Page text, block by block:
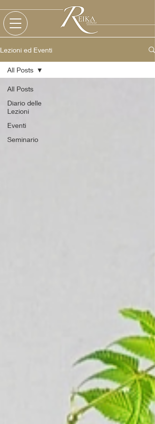
Lezioni ed Eventi
All Posts
Diario delle
Lezioni
Eventi
Seminario
All Posts